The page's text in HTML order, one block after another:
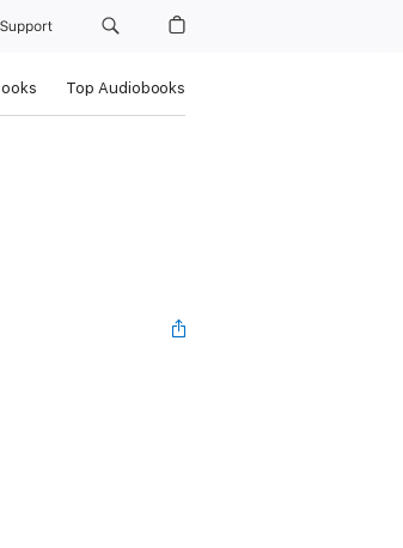
Support
Top Audiobooks